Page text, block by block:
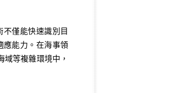
僅能快速識別目
應能力。在海事領
等複雜環境中，